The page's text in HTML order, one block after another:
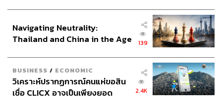
มีมูลค่าสูงขึ้นหรือเท่าเดิม ซึ่งน่าจะเป็นอีกหนึ่งปัจจัยที่ช่วยส่ง
เสริมให้ลีกฟุตบอลที่ประสบความสำเร็จมากที่สุดในแง่ของ
การตลาด สามารถนำเงินมาลงทุนในลีกได้อย่างต่อเนื่อง
สำหรับลิขสิทธิ์ถ่ายทอดสดการแข่งขันฟุตบอลพรีเมียร์ลีกใน
ไทยตลอด 3 ช่วงที่ผ่านมา ได้มีผู้ถือสิทธิ์ถ่ายทอดสดทั้งหมด 3
รายที่เป็นผู้ให้บริการผ่านระบบโทรทัศน์ โดยเมื่อปี 2007-
2013บริษัท ทรูวิชั่นส์ จำกัด (มหาชน) ผู้ประกอบการ
โทรทัศน์ผ่านสายเคเบิลทั่วประเทศในเครือบริษัท ทรู
Navigating Neutrality:
Thailand and China in the Age
139
BUSINESS / ECONOMIC
วิเคราะห์ปรากฏการณ์คนแห่ขอสิน
เชื่อ CLICX อาจเป็นเพียงยอด
2.4K